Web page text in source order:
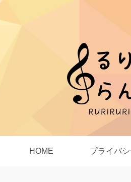
HOME プライバ